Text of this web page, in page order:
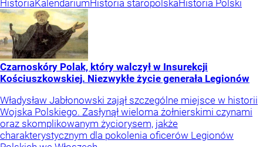
HistoriaKalendariumHistoria staropolskaHistoria Polski
Czarnoskóry Polak, który walczył w Insurekcji
Kościuszkowskiej. Niezwykłe życie generała Legionów
Władysław Jabłonowski zajął szczególne miejsce w historii
Wojska Polskiego. Zasłynął wieloma żołnierskimi czynami
oraz skomplikowanym życiorysem, jakże
charakterystycznym dla pokolenia oficerów Legionów